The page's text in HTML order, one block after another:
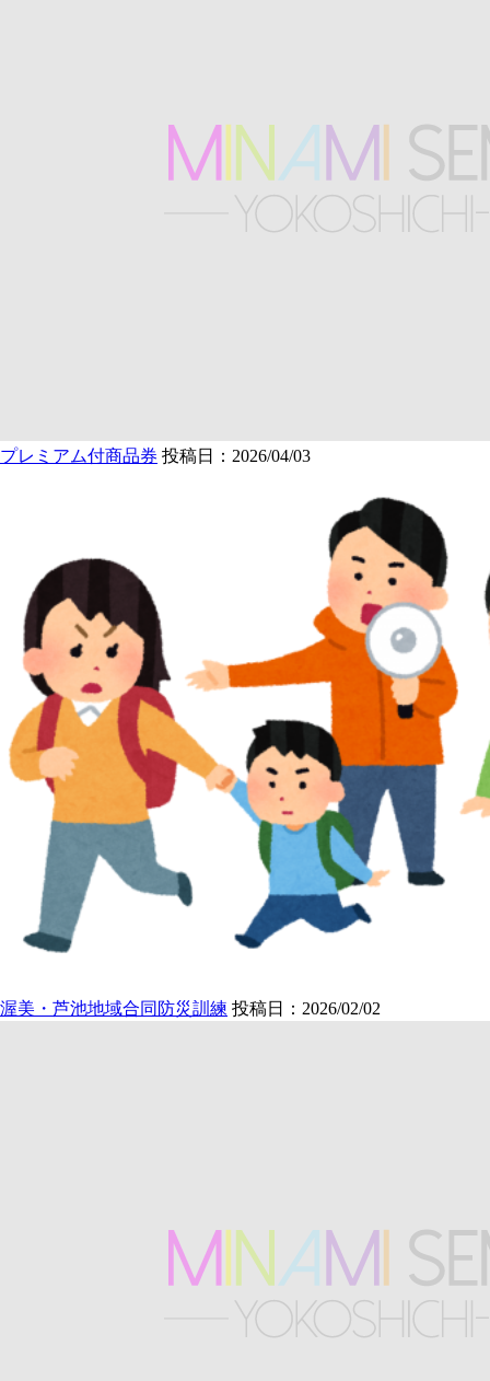
プレミアム付商品券 投稿日：2026/04/03
渥美・芦池地域合同防災訓練 投稿日：2026/02/02